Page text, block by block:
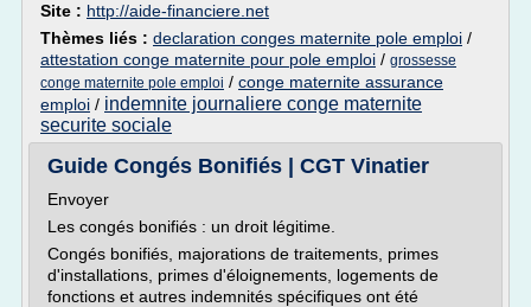
Site : http://aide-financiere.net
Thèmes liés : declaration conges maternite pole emploi /
attestation conge maternite pour pole emploi / grossesse
conge maternite pole emploi / conge maternite assurance
emploi / indemnite journaliere conge maternite
securite sociale
Guide Congés Bonifiés | CGT Vinatier
Envoyer
Les congés bonifiés : un droit légitime.
Congés bonifiés, majorations de traitements, primes
d'installations, primes d'éloignements, logements de
fonctions et autres indemnités spécifiques ont été